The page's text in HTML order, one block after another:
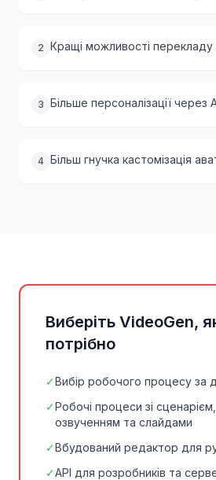
2 Кращі можливості перекладу
3 Більше персоналізації через
4 Більш гнучка кастомізація
Виберіть VideoGen,
потрібно
✓Вибір робочого процесу за
✓Робочі процеси зі
озвученням та слайдами
✓Вбудований редактор для
✓API для розробників та